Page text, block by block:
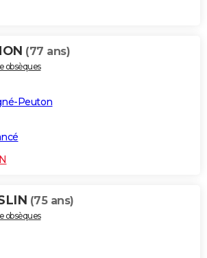
(77 ans)
obsèques
Peuton
(75 ans)
obsèques